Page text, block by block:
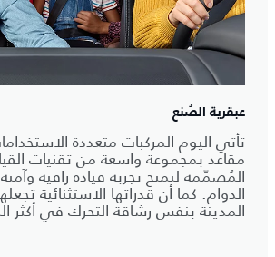
عبقرية الصُنع
تأتي اليوم المركبات متعددة
مقاعد بمجموعة واسعة من تقنيات
المُصمّمة لتمنح تجربة قيادة راقية
الدوام. كما أن قدراتها الاستثنائية
المدينة بنفس رشاقة التحرك في أكثر